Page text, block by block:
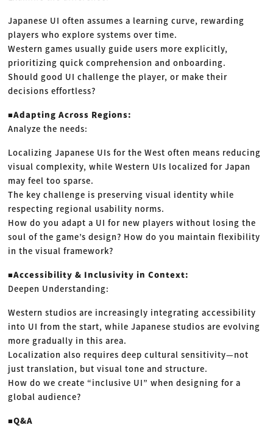
Japanese UI often assumes a learning curve, rewarding
players who explore systems over time.
Western games usually guide users more explicitly,
prioritizing quick comprehension and onboarding.
Should good UI challenge the player, or make their
decisions effortless?
■Adapting Across Regions:
Analyze the needs:
Localizing Japanese UIs for the West often means reducing
visual complexity, while Western UIs localized for Japan
may feel too sparse.
The key challenge is preserving visual identity while
respecting regional usability norms.
How do you adapt a UI for new players without losing the
soul of the game’s design? How do you maintain flexibility
in the visual framework?
■Accessibility & Inclusivity in Context:
Deepen Understanding:
Western studios are increasingly integrating accessibility
into UI from the start, while Japanese studios are evolving
more gradually in this area.
Localization also requires deep cultural sensitivity—not
just translation, but visual tone and structure.
How do we create “inclusive UI” when designing for a
global audience?
■Q&A